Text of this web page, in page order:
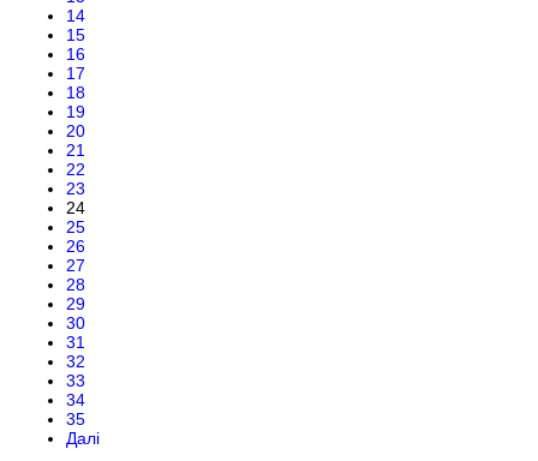
14
15
16
17
18
19
20
21
22
23
24
25
26
27
28
29
30
31
32
33
34
35
Далі